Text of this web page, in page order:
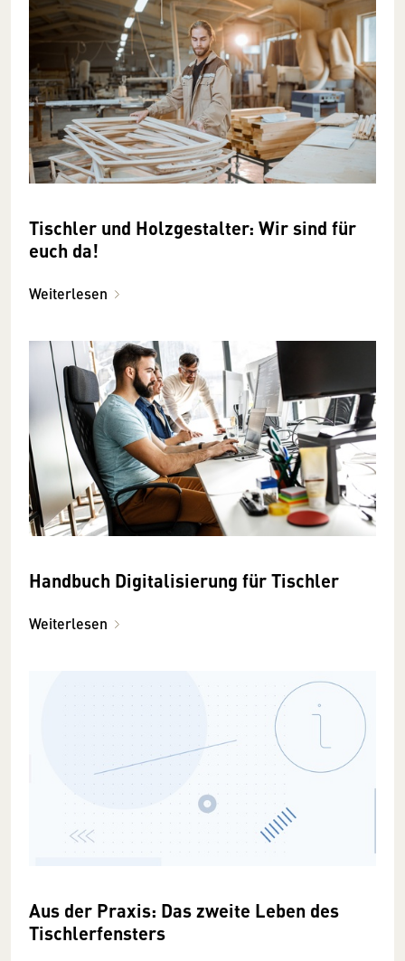
Tischler und Holzgestalter: Wir sind für
euch da!
Weiterlesen
Handbuch Digitalisierung für Tischler
Weiterlesen
Aus der Praxis: Das zweite Leben des
Tischlerfensters